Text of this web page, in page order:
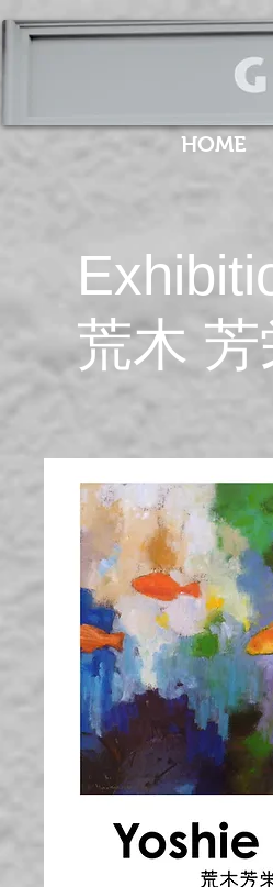
HOME
荒木